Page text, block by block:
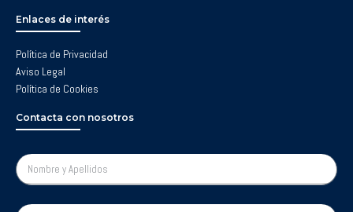
Enlaces de interés
Política de Privacidad
Aviso Legal
Política de Cookies
Contacta con nosotros